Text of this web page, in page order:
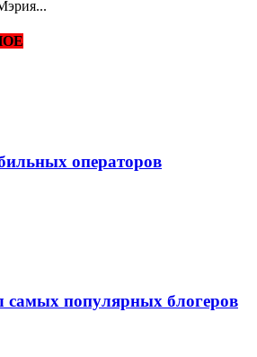
операторов
самых популярных блогеров